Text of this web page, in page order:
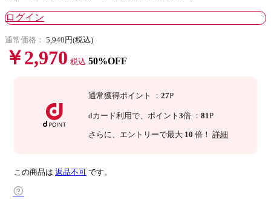
ログイン
通常価格： 5,940円(税込)
￥2,970 税込 50%OFF
通常獲得ポイント ：27P
dカード利用で、 ポイント3倍 ：81P
さらに 、エントリーで最大 10 倍！詳細
この商品は 返品不可 です。